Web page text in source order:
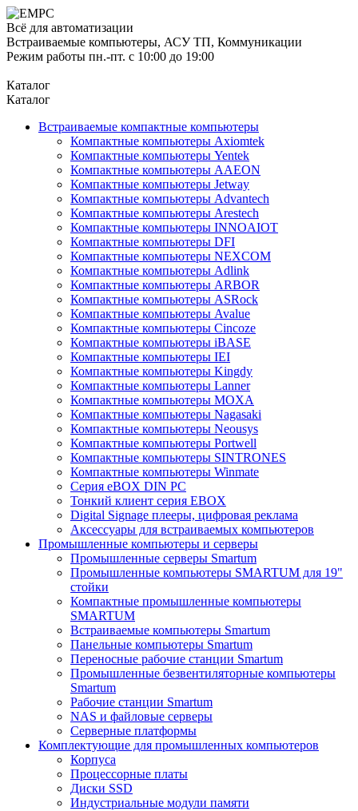
Всё для автоматизации
Встраиваемые компьютеры, АСУ ТП, Коммуникации
Режим работы пн.-пт. с 10:00 до 19:00
Каталог
Каталог
Встраиваемые компактные компьютеры
Компактные компьютеры Axiomtek
Компактные компьютеры Yentek
Компактные компьютеры AAEON
Компактные компьютеры Jetway
Компактные компьютеры Advantech
Компактные компьютеры Arestech
Компактные компьютеры INNOAIOT
Компактные компьютеры DFI
Компактные компьютеры NEXCOM
Компактные компьютеры Adlink
Компактные компьютеры ARBOR
Компактные компьютеры ASRock
Компактные компьютеры Avalue
Компактные компьютеры Cincoze
Компактные компьютеры iBASE
Компактные компьютеры IEI
Компактные компьютеры Kingdy
Компактные компьютеры Lanner
Компактные компьютеры MOXA
Компактные компьютеры Nagasaki
Компактные компьютеры Neousys
Компактные компьютеры Portwell
Компактные компьютеры SINTRONES
Компактные компьютеры Winmate
Серия eBOX DIN PC
Тонкий клиент серия EBOX
Digital Signage плееры, цифровая реклама
Аксессуары для встраиваемых компьютеров
Промышленные компьютеры и серверы
Промышленные серверы Smartum
Промышленные компьютеры SMARTUM для 19"
стойки
Компактные промышленные компьютеры
SMARTUM
Встраиваемые компьютеры Smartum
Панельные компьютеры Smartum
Переносные рабочие станции Smartum
Промышленные безвентиляторные компьютеры
Smartum
Рабочие станции Smartum
NAS и файловые серверы
Серверные платформы
Комплектующие для промышленных компьютеров
Корпуса
Процессорные платы
Диски SSD
Индустриальные модули памяти